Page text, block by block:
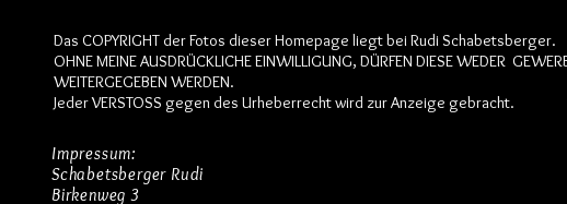
Das COPYRIGHT der Fotos dieser Homepage liegt bei Rudi Schabetsberger.
OHNE MEINE AUSDRÜCKLICHE EINWILLIGUNG, DÜRFEN DIESE WEDER
WEITERGEGEBEN WERDEN.
Jeder VERSTOSS gegen des Urheberrecht wird zur Anzeige gebracht.
Impressum:
Schabetsberger Rudi
Birkenweg 3